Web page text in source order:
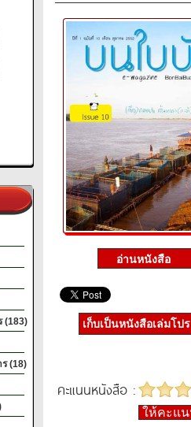
(183)
(18)
เก็บเป็นหนังสือเล่มโป
คะแนนหนังสือ :
ให้คะแ